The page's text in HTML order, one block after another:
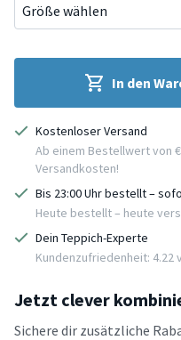
In den
Kostenloser Versand
Ab einem Bestellwert von
Versandkosten!
Bis 23:00 Uhr bestellt –
Heute bestellt – heute
Dein Teppich-Experte
Kundenzufriedenheit: 4.22
Jetzt clever
Sichere dir zusätzliche